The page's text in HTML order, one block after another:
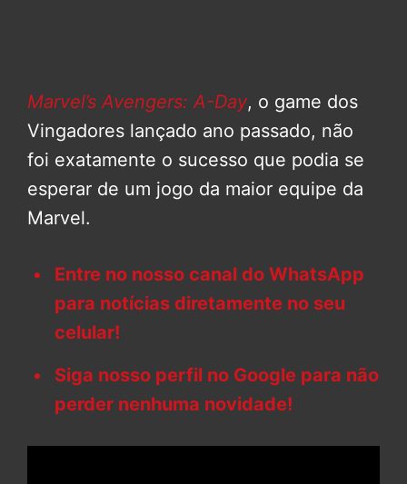
Marvel’s Avengers: A-Day, o game dos
Vingadores lançado ano passado, não
foi exatamente o sucesso que podia se
esperar de um jogo da maior equipe da
Marvel.
Entre no nosso canal do WhatsApp
para notícias diretamente no seu
celular!
Siga nosso perfil no Google para não
perder nenhuma novidade!